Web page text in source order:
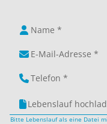
Lebenslauf
Bitte Lebenslauf als eine Datei